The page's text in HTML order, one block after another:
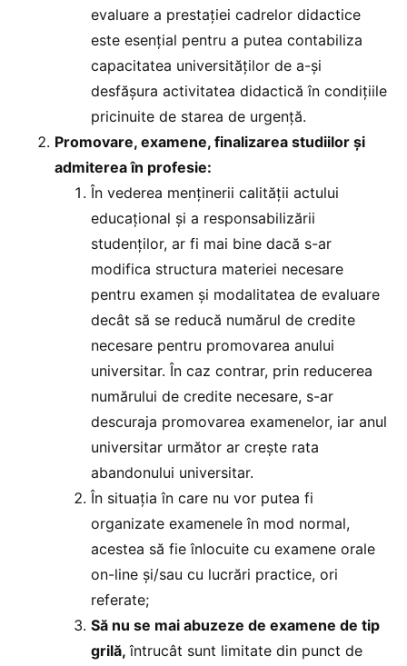
evaluare a prestației cadrelor didactice
este esențial pentru a putea contabiliza
capacitatea universităților de a-și
desfășura activitatea didactică în condițiile
pricinuite de starea de urgență.
Promovare, examene, finalizarea studiilor și
admiterea în profesie:
În vederea menținerii calității actului
educațional și a responsabilizării
studenților, ar fi mai bine dacă s-ar
modifica structura materiei necesare
pentru examen și modalitatea de evaluare
decât să se reducă numărul de credite
necesare pentru promovarea anului
universitar. În caz contrar, prin reducerea
numărului de credite necesare, s-ar
descuraja promovarea examenelor, iar anul
universitar următor ar crește rata
abandonului universitar.
În situația în care nu vor putea fi
organizate examenele în mod normal,
acestea să fie înlocuite cu examene orale
on-line și/sau cu lucrări practice, ori
referate;
Să nu se mai abuzeze de examene de tip
grilă,întrucât sunt limitate din punct de